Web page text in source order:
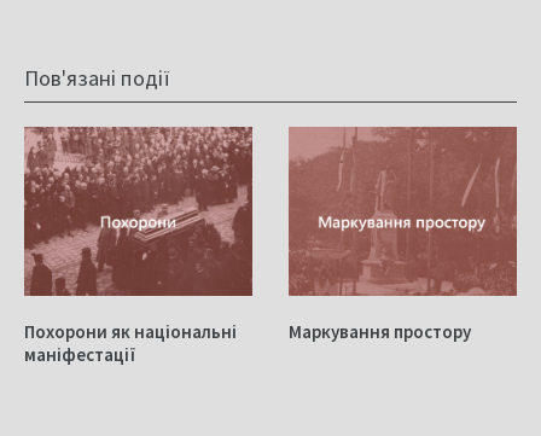
Пов'язані події
Похорони як національні
маніфестації
Маркування простору